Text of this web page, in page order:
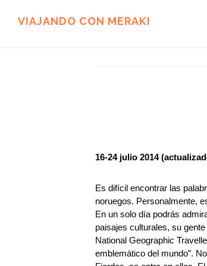
VIAJANDO CON MERAKI
16-24 julio 2014
Es difícil encontrar las
noruegos. Personalmente,
En un solo día podrás
paisajes culturales, su
National Geographic
emblemático del mundo”.